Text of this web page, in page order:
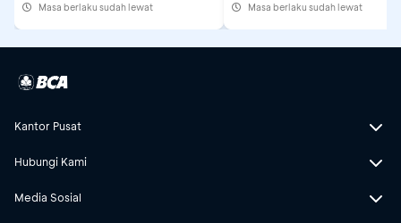
Masa berlaku sudah lewat Masa berlaku sudah lewat
Kantor Pusat
Hubungi Kami
Media Sosial